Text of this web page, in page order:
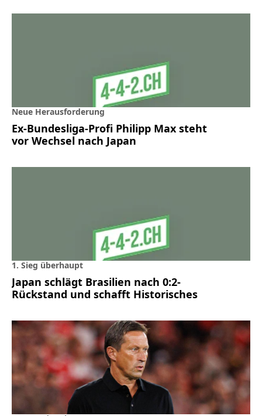
Neue Herausforderung
Ex-Bundesliga-Profi Philipp Max steht
vor Wechsel nach Japan
1. Sieg überhaupt
Japan schlägt Brasilien nach 0:2-
Rückstand und schafft Historisches